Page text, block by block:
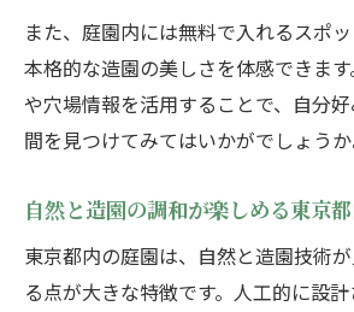
造園で実現する身近な自然
ツ
東京都の造園アイデアで自
法
また、庭園内には無料で入れるスポ
本格的な造園の美しさを体感できま
や穴場情報を活用することで、自分
間を見つけてみてはいかがでしょうか
自然と造園の調和が楽しめる東京
東京都内の庭園は、自然と造園技術
る点が大きな特徴です。人工的に設